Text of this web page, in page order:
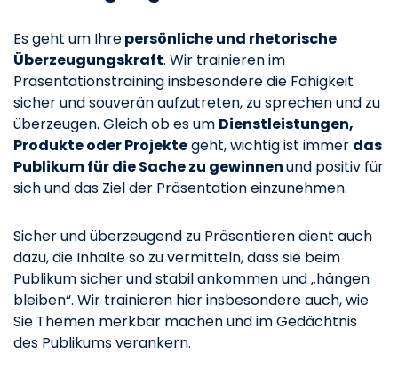
Es geht um Ihrepersönliche und rhetorische
Überzeugungskraft. Wir trainieren im
Präsentationstraining insbesondere die Fähigkeit
sicher und souverän aufzutreten, zu sprechen und zu
überzeugen. Gleich ob es um Dienstleistungen,
Produkte oder Projektegeht, wichtig ist immer das
Publikum für die Sache zu gewinnenund positiv für
sich und das Ziel der Präsentation einzunehmen.
Sicher und überzeugend zu Präsentieren dient auch
dazu, die Inhalte so zu vermitteln, dass sie beim
Publikum sicher und stabil ankommen und „hängen
bleiben“. Wir trainieren hier insbesondere auch, wie
Sie Themen merkbar machen und im Gedächtnis
des Publikums verankern.